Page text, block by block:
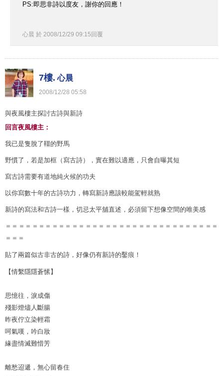
PS:即思非詩以度友，謝你的回應！
心晨 於 2008/12/29 09:15 回覆
7樓. 心晨
2008/12/28 05:58
與夜風樓主探討古詩與新詩
回言夜風樓主：
我已是隻脫了韁的野馬
野慣了，若是加框（寫古詩），實在難以適應，只會自曝其短
寫古詩需要有道地純火候的功夫
以你寫數十年的古詩功力，轉寫新詩應該較能駕輕就熟
新詩的寫法和古詩一樣，切忌太平舖直述，必須留下想像空間的唯美感
＝＝＝＝＝＝＝＝＝＝＝＝＝＝＝＝＝＝＝＝＝＝＝＝＝＝＝＝＝＝＝＝
＝＝＝
貼了兩篇似古非古的詩，好像仍有新詩的鑿痕！
【情繫隱隱蒼愫】
思憶往，淚成傷
殘影燈燼人斷腸
昨夜佇立染輕霜
呵氣嘆，吟白妝
緣盡情滅難惜芳
離愁迢遞，無心留春住